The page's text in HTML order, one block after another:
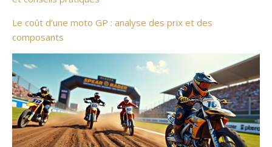
Le coût d’une moto GP : analyse des prix et des
composants